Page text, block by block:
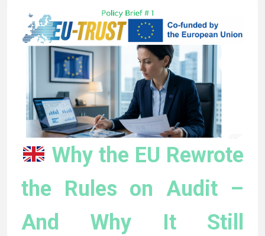
Why the EU Rewrote
the Rules on Audit –
And Why It Still